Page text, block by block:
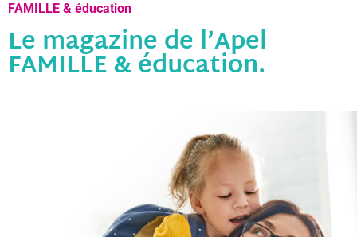
FAMILLE & éducation
Le magazine de l’Apel
FAMILLE & éducation.